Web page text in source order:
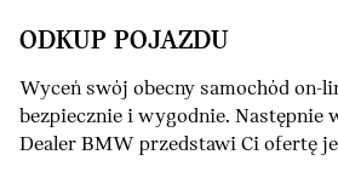
ODKUP POJAZDU
Wyceń swój obecny samochód on-
bezpiecznie i wygodnie. Następnie
Dealer BMW przedstawi Ci ofertę